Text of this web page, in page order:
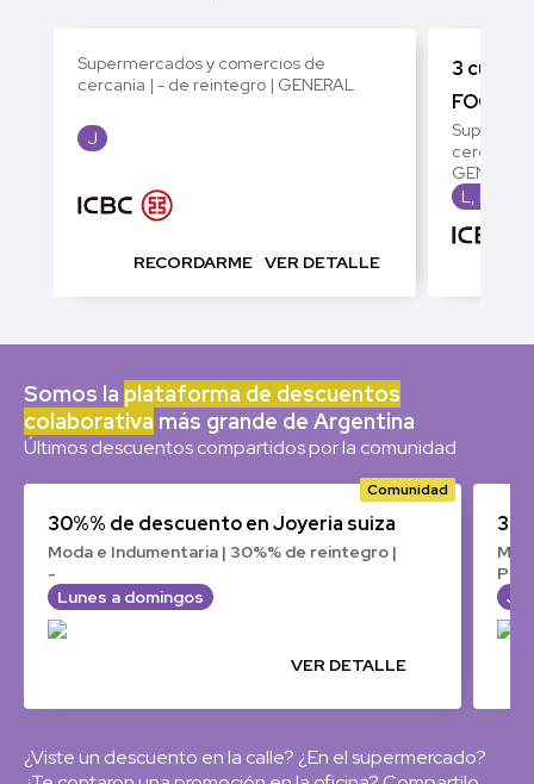
Supermercados y comercios de
cercania | - de reintegro | GENERAL
J
RECORDARME VER DETALLE
3
FOOD
cercania |
GENERAL
L, M, X,
Somos la plataforma de descuentos
colaborativa más grande de Argentina
Últimos descuentos compartidos por la comunidad
30%% de descuento en Joyeria suiza
Moda e Indumentaria | 30%% de reintegro |
-
Lunes a domingos
VER DETALLE
¿Viste un descuento en la calle? ¿En el supermercado?